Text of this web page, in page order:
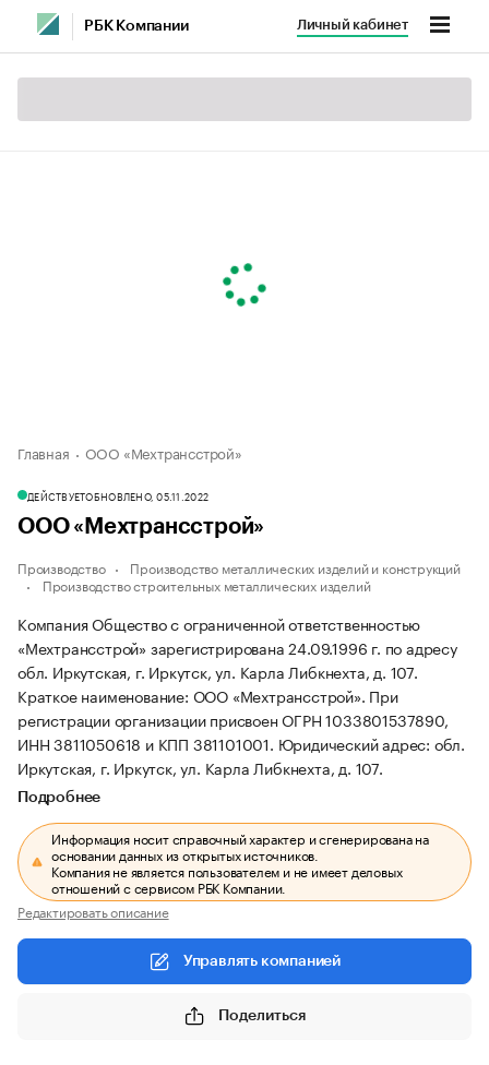
РБК Компании Личный кабинет
Главная ООО «Мехтрансстрой»
ДЕЙСТВУЕТОБНОВЛЕНО, 05.11.2022
ООО «Мехтрансстрой»
Производство
Производство металлических изделий и конструкций
Производство строительных металлических изделий
Компания Общество с ограниченной ответственностью
«Мехтрансстрой» зарегистрирована 24.09.1996 г. по адресу
обл. Иркутская, г. Иркутск, ул. Карла Либкнехта, д. 107.
Краткое наименование: ООО «Мехтрансстрой». При
регистрации организации присвоен ОГРН 1033801537890,
ИНН 3811050618 и КПП 381101001. Юридический адрес: обл.
Иркутская, г. Иркутск, ул. Карла Либкнехта, д. 107.
Подробнее
Информация носит справочный характер и сгенерирована на
основании данных из открытых источников.
Компания не является пользователем и не имеет деловых
отношений с сервисом РБК Компании.
Редактировать описание
Управлять компанией
Поделиться